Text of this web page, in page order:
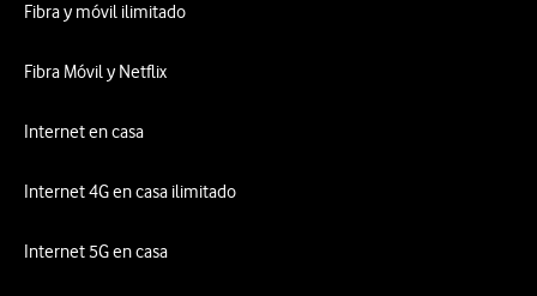
Fibra y móvil ilimitado
Fibra Móvil y Netflix
Internet en casa
Internet 4G en casa ilimitado
Internet 5G en casa